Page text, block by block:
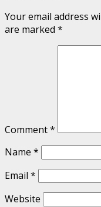
Your email address
are marked *
Comment*
Name *
Email *
Website